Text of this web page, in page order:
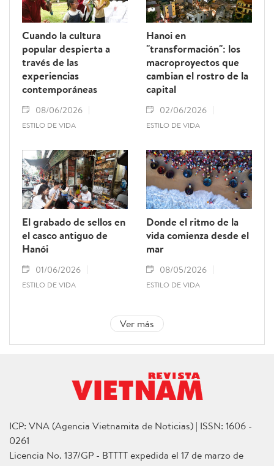
Cuando la cultura
popular despierta a
través de las
experiencias
contemporáneas
08/06/2026
ESTILO DE VIDA
Hanoi en
"transformación": los
macroproyectos que
cambian el rostro de la
capital
02/06/2026
ESTILO DE VIDA
El grabado de sellos en
el casco antiguo de
Hanói
01/06/2026
ESTILO DE VIDA
Donde el ritmo de la
vida comienza desde el
mar
08/05/2026
ESTILO DE VIDA
Ver más
ICP: VNA (Agencia Vietnamita de Noticias) | ISSN: 1606 -
0261
Licencia No. 137/GP - BTTTT expedida el 17 de marzo de